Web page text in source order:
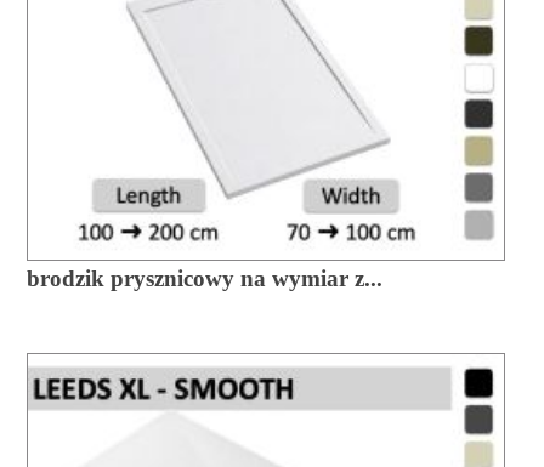
brodzik prysznicowy na wymiar z...